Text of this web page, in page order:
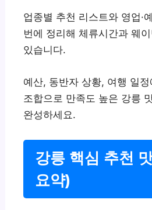
업종별 추천 리스트와 영업·
번에 정리해 체류시간과 웨
있습니다.
예산, 동반자 상황, 여행 일
조합으로 만족도 높은 강릉
완성하세요.
강릉 핵심 추천
요약)